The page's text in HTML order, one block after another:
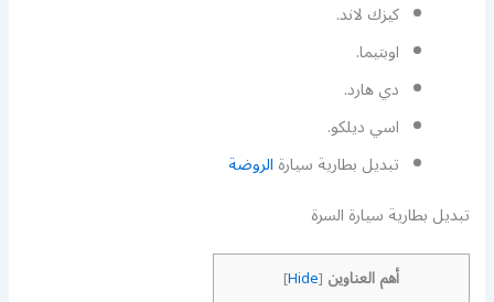
كيزك لاند.
اوبتيما.
دي هارد.
اسي ديلكو.
تبديل بطارية سيارةالروضة
تبديل بطارية سيارة السرة
أهم العناوين [
Hide
]